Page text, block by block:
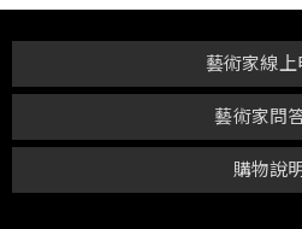
購物說明
藝術家問
藝術家線上